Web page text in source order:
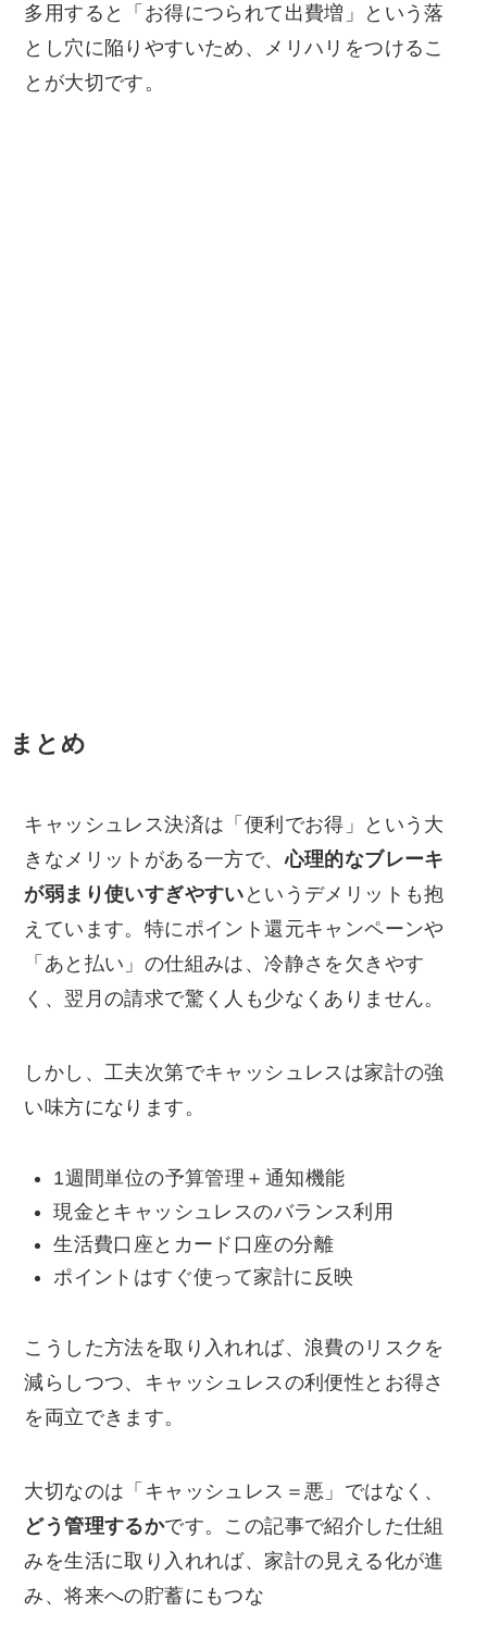
多用すると「お得につられて出費増」という落
とし穴に陥りやすいため、メリハリをつけるこ
とが大切です。
まとめ
キャッシュレス決済は「便利でお得」という大
きなメリットがある一方で、心理的なブレーキ
が弱まり使いすぎやすい というデメリットも抱
えています。特にポイント還元キャンペーンや
「あと払い」の仕組みは、冷静さを欠きやす
く、翌月の請求で驚く人も少なくありません。
しかし、工夫次第でキャッシュレスは家計の強
い味方になります。
1週間単位の予算管理＋通知機能
現金とキャッシュレスのバランス利用
生活費口座とカード口座の分離
ポイントはすぐ使って家計に反映
こうした方法を取り入れれば、浪費のリスクを
減らしつつ、キャッシュレスの利便性とお得さ
を両立できます。
大切なのは「キャッシュレス＝悪」ではなく、
どう管理するかです。この記事で紹介した仕組
みを生活に取り入れれば、家計の見える化が進
み、将来への貯蓄にもつな